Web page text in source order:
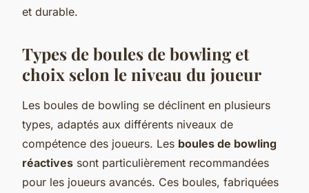
et durable.
Types de boules de bowling et
choix selon le niveau du joueur
Les boules de bowling se déclinent en plusieurs
types, adaptés aux différents niveaux de
compétence des joueurs. Les boules de bowling
réactives sont particulièrement recommandées
pour les joueurs avancés. Ces boules, fabriquées